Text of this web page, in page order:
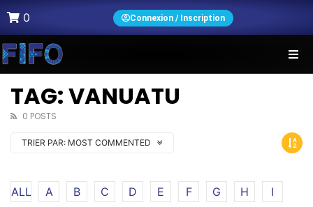
0 Connexion / Inscription
TAG: VANUATU
0 POSTS
TRIER PAR: MOST COMMENTED
ALL A B C D E F G H
I